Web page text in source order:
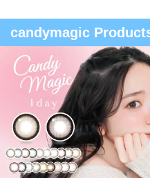
candymagic